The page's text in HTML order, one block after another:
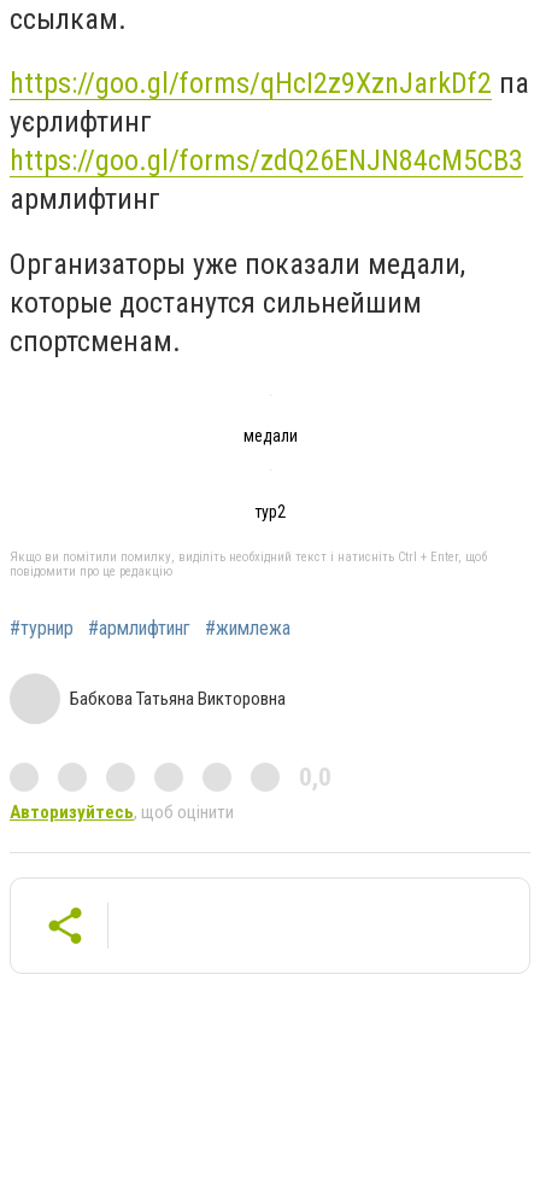
ссылкам.
https://goo.gl/forms/qHcI2z9XznJarkDf2 па
уєрлифтинг
https://goo.gl/forms/zdQ26ENJN84cM5CB3
армлифтинг
Организаторы уже показали медали,
которые достанутся сильнейшим
спортсменам.
медали
тур2
Якщо ви помітили помилку, виділіть необхідний текст і натисніть Ctrl + Enter, щоб
повідомити про це редакцію
#турнир #армлифтинг #жимлежа
Бабкова Татьяна Викторовна
0,0
Авторизуйтесь, щоб оцінити